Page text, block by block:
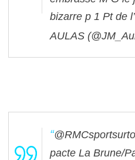
bizarre p 1 Pt de
AULAS
pacte La Brune/